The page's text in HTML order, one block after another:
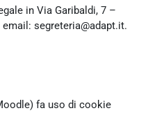
in Via Garibaldi, 7 –
segreteria@adapt.it.
fa uso di cookie